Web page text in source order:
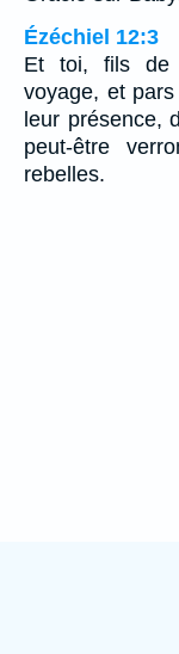
Ézéchiel 12:3
Et toi, fils de
voyage, et
leur présence,
peut-être
rebelles.